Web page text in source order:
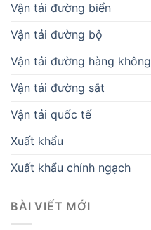
Vận tải đường biển
Vận tải đường bộ
Vận tải đường hàng không
Vận tải đường sắt
Vận tải quốc tế
Xuất khẩu
Xuất khẩu chính ngạch
BÀI VIẾT MỚI